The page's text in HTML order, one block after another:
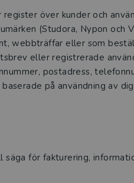
över kunder och
(Studora, Nypon och
webbträffar eller som
eller registrerade
postadress,
på användning av
för fakturering,